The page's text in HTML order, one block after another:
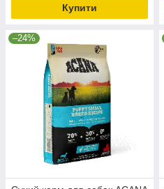
Купити
–24%